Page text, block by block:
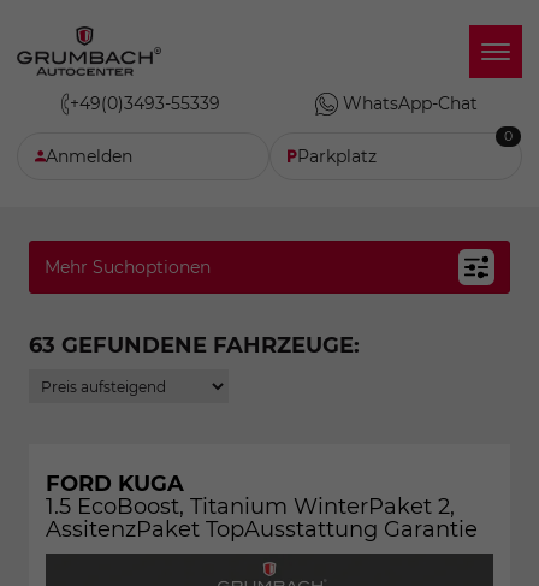
+49(0)3493-55339 WhatsApp-Chat
Anmelden Parkplatz
0
63 GEFUNDENE FAHRZEUGE:
FORD KUGA
1.5 EcoBoost, Titanium WinterPaket 2,
AssitenzPaket TopAusstattung Garantie
Mehr Suchoptionen